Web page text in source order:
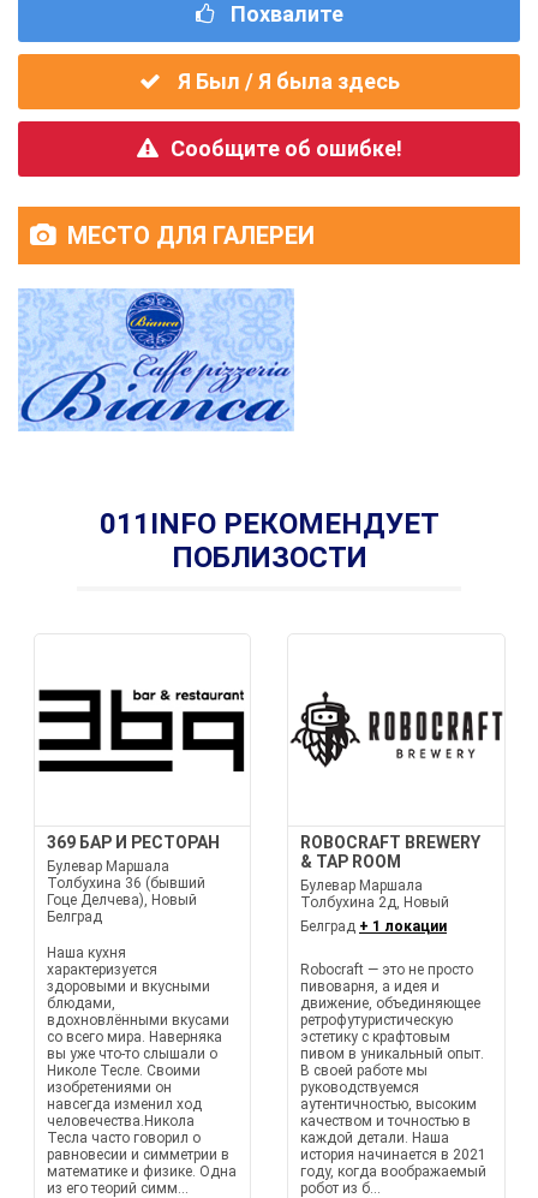
Похвалите
Я Был / Я была здесь
Сообщите об ошибке!
МЕСТО ДЛЯ ГАЛЕРЕИ
011INFO РЕКОМЕНДУЕТ
ПОБЛИЗОСТИ
369 БАР И РЕСТОРАН
Булевар Маршала
Толбухина 36 (бывший
Гоце Делчева), Новый
Белград
Наша кухня
характеризуется
здоровыми и вкусными
блюдами,
вдохновлёнными вкусами
со всего мира. Наверняка
вы уже что-то слышали о
Николе Тесле. Своими
изобретениями он
навсегда изменил ход
человечества.Никола
Тесла часто говорил о
равновесии и симметрии в
математике и физике. Одна
из его теорий симм...
ROBOCRAFT BREWERY
& TAP ROOM
Булевар Маршала
Толбухина 2д, Новый
Белград + 1 локации
Robocraft — это не просто
пивоварня, а идея и
движение, объединяющее
ретрофутуристическую
эстетику с крафтовым
пивом в уникальный опыт.
В своей работе мы
руководствуемся
аутентичностью, высоким
качеством и точностью в
каждой детали. Наша
история начинается в 2021
году, когда воображаемый
робот из б...